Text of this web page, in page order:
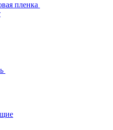
пленка